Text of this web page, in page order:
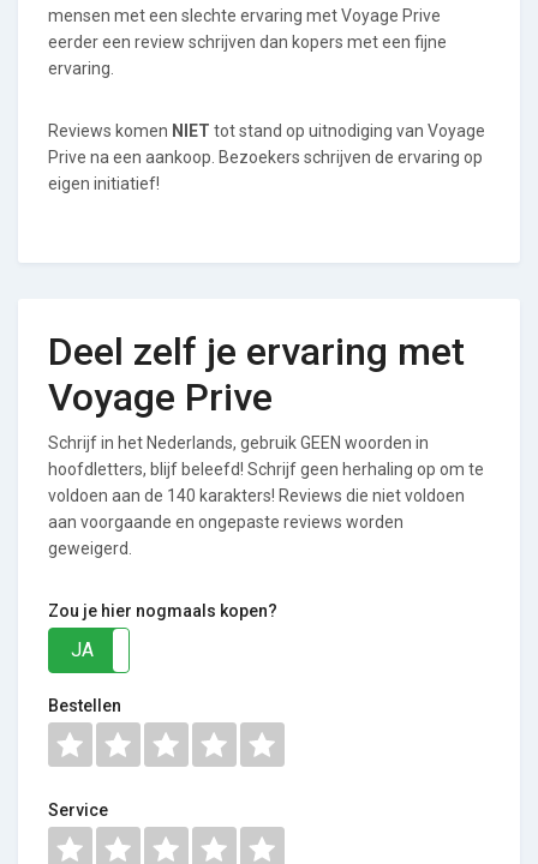
mensen met een slechte ervaring met Voyage Prive
eerder een review schrijven dan kopers met een fijne
ervaring.
Reviews komen NIET tot stand op uitnodiging van Voyage
Prive na een aankoop. Bezoekers schrijven de ervaring op
eigen initiatief!
Deel zelf je ervaring met
Voyage Prive
Schrijf in het Nederlands, gebruik GEEN woorden in
hoofdletters, blijf beleefd! Schrijf geen herhaling op om te
voldoen aan de 140 karakters! Reviews die niet voldoen
aan voorgaande en ongepaste reviews worden
geweigerd.
Zou je hier nogmaals kopen?
JA
Bestellen
Service